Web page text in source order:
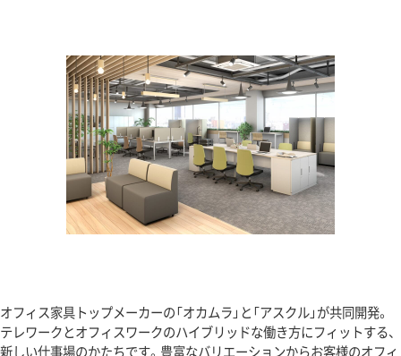
オフィス家具トップメーカーの「オカムラ」と「アスクル」が共同開発。
テレワークとオフィスワークのハイブリッドな働き方にフィットする、
新しい仕事場のかたちです。豊富なバリエーションからお客様のオフィ